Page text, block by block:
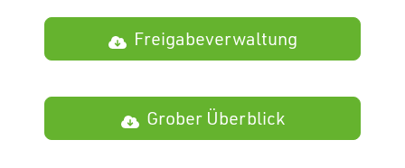
Freigabeverwaltung
Grober Überblick